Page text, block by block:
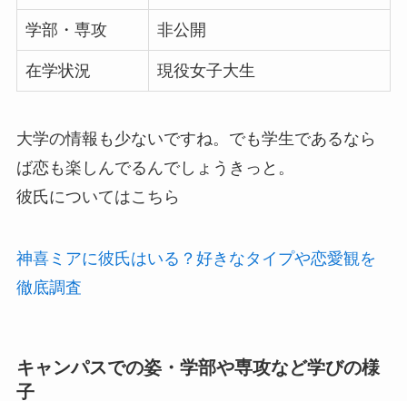
学部・専攻 非公開
在学状況 現役女子大生
大学の情報も少ないですね。でも学生であるなら
ば恋も楽しんでるんでしょうきっと。
彼氏についてはこちら
神喜ミアに彼氏はいる？好きなタイプや恋愛観を
徹底調査
キャンパスでの姿・学部や専攻など学びの様
子